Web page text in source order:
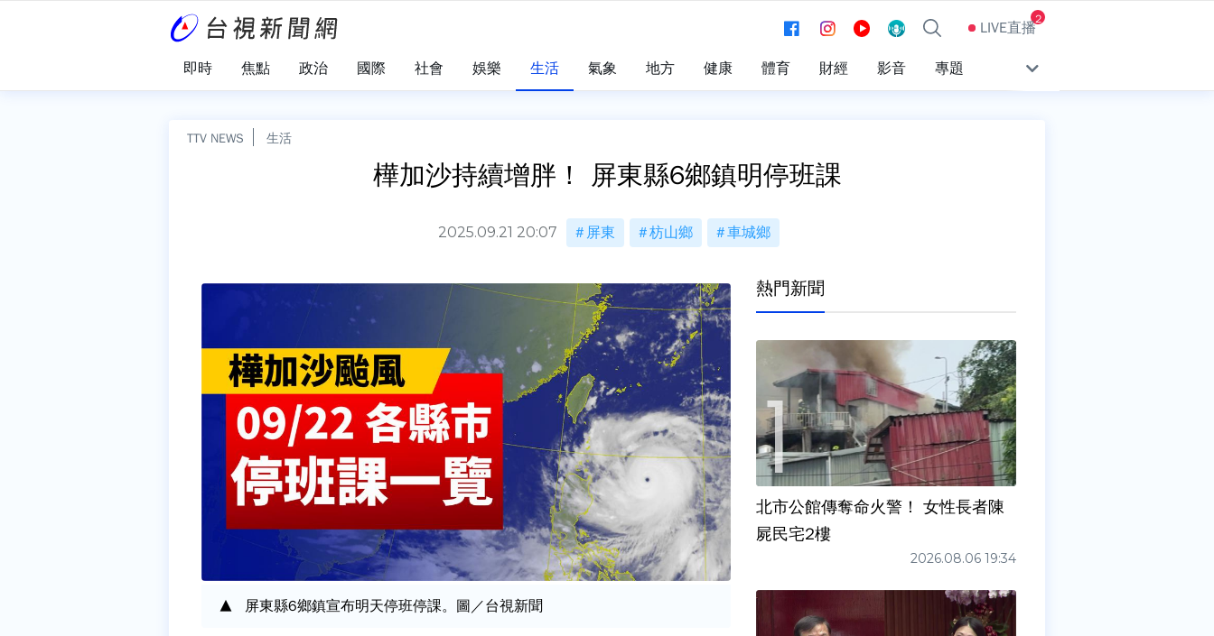
LIVE直播2
即時 焦點 政治 國際 社會 娛樂 生活 氣象 地方 健康 體育 財經 影音 專題
TTV NEWS 生活
樺加沙持續增胖！ 屏東縣6鄉鎮明停班課
2025.09.21 20:07 屏東 枋山鄉 車城鄉
屏東縣6鄉鎮宣布明天停班停課。圖／台視新聞
熱門新聞
北市公館傳奪命火警！ 女性長者陳
屍民宅2樓
2026.08.06 19:34